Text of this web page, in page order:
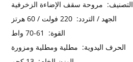
التصنيف: مروحة سقف الإضاءة الزخرفية
الجهد / التردد:
القوة:
الحرف اليدوية: مطلية ومطلية ومزورة